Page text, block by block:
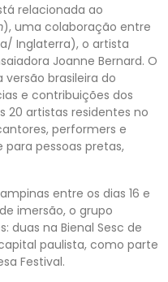
relacionada ao
), uma colaboração entre
Inglaterra), o artista
Joanne Bernard. O
brasileira do
e contribuições dos
20 artistas residentes no
performers e
pessoas pretas,
entre os dias 16 e
imersão, o grupo
duas na Bienal Sesc de
paulista, como parte
Festival.